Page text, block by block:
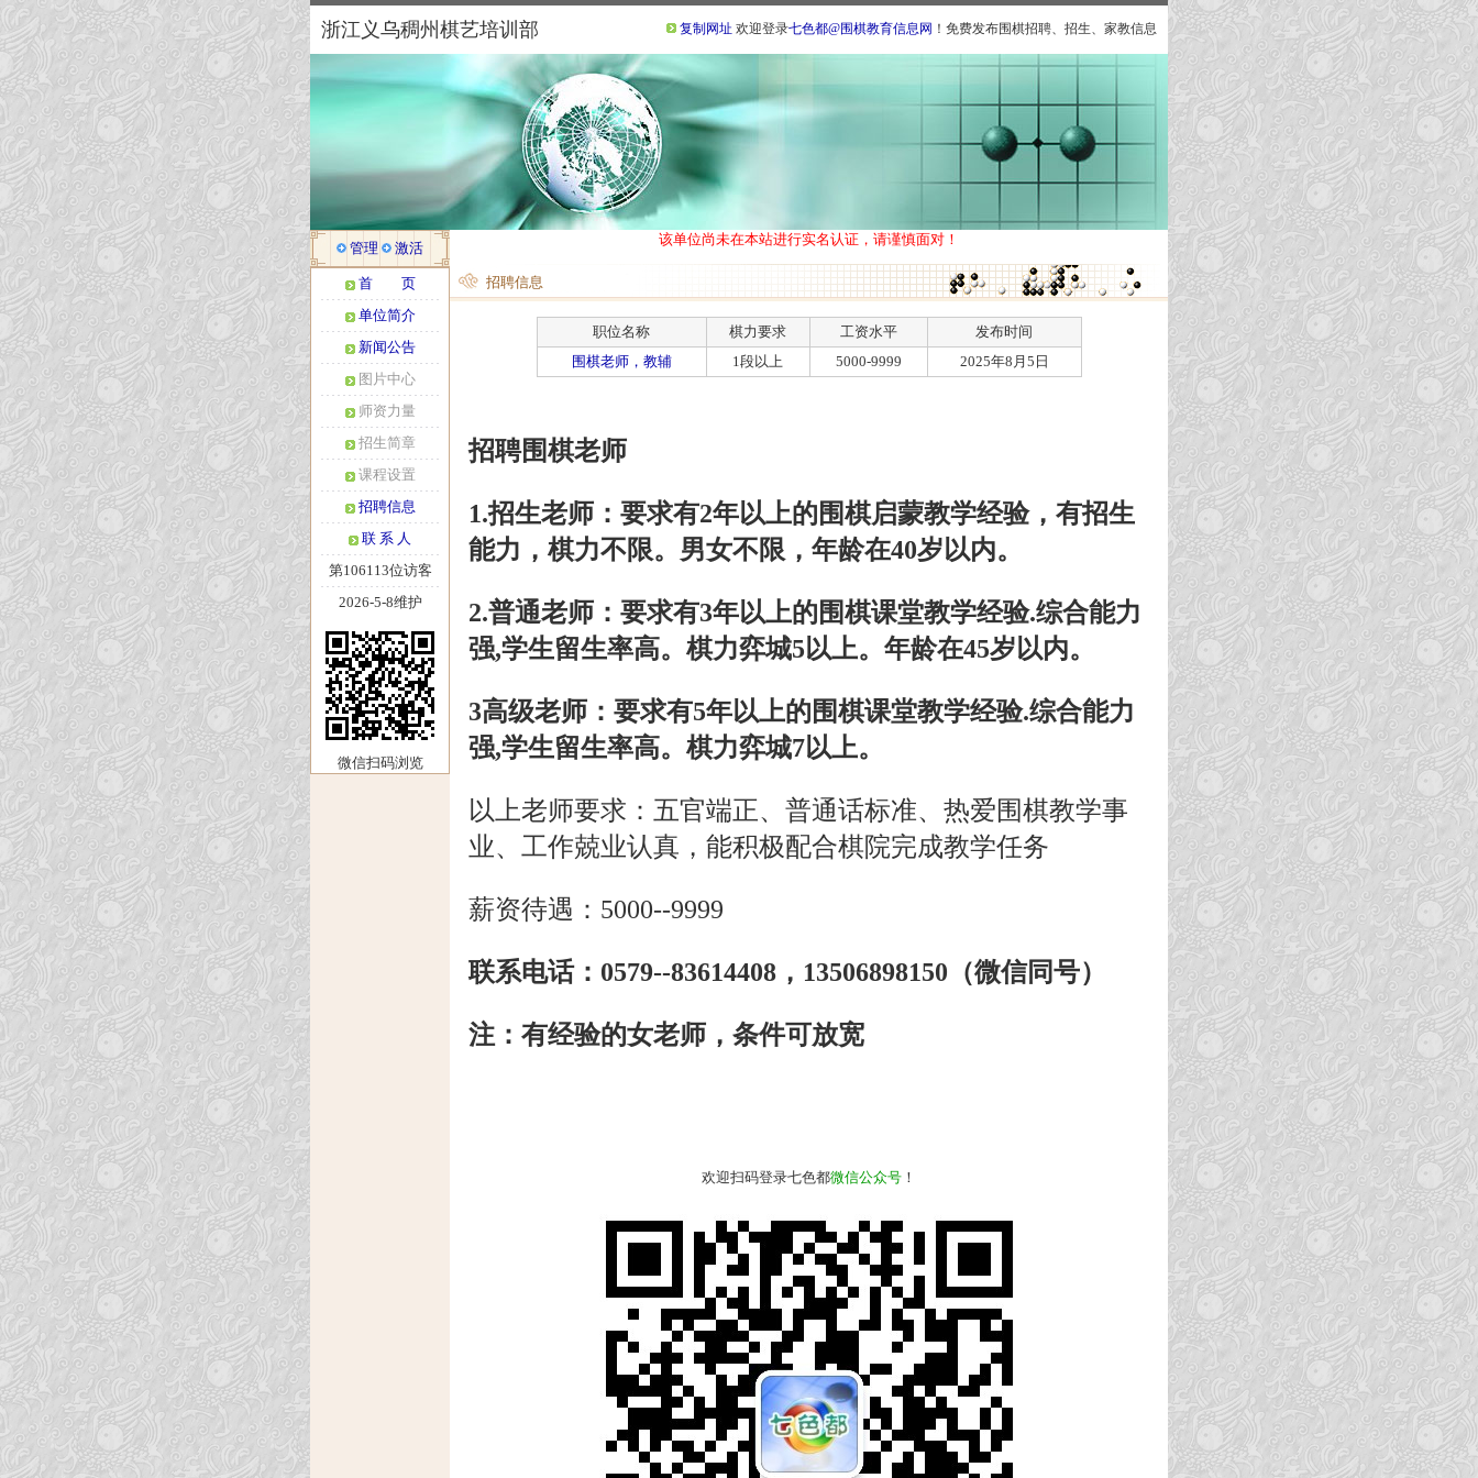
浙江义乌稠州棋艺培训部 复制网址 欢迎登录七色都@围棋教育信息网 ！免费发布围棋招聘、招生、家教信息
管理 激活
首 页
单位简介
新闻公告
图片中心
师资力量
招生简章
课程设置
招聘信息
联 系 人
第106113位访客
2026-5-8维护
微信扫码浏览
该单位尚未在本站进行实名认证，请谨慎面对！
招聘信息
职位名称 棋力要求 工资水平
发布时间
围棋老师，教辅
1段以上 5000-9999 2025年8月5日
招聘围棋老师
1.招生老师：要求有2年以上的围棋启蒙教学经验，有招生
能力，棋力不限。男女不限，年龄在40岁以内。
2.普通老师：要求有3年以上的围棋课堂教学经验.综合能力
强,学生留生率高。棋力弈城5以上。年龄在45岁以内。
3高级老师：要求有5年以上的围棋课堂教学经验.综合能力
强,学生留生率高。棋力弈城7以上。
以上老师要求：五官端正、普通话标准、热爱围棋教学事
业、工作兢业认真，能积极配合棋院完成教学任务
薪资待遇：5000--9999
联系电话：0579--83614408，13506898150（微信同号）
注：有经验的女老师，条件可放宽
欢迎扫码登录七色都微信公众号 ！